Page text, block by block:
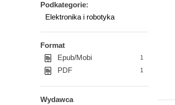
Podkategorie:
Elektronika i robotyka
Format
Epub/Mobi
1
PDF 1
Wydawca